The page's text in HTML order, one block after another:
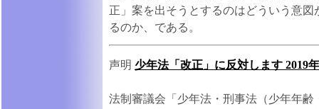
正」案を出そうとするのはどういう意
るのか、である。
声明 少年法「改正」に反対します 2019
法制審議会「少年法・刑事法（少年年